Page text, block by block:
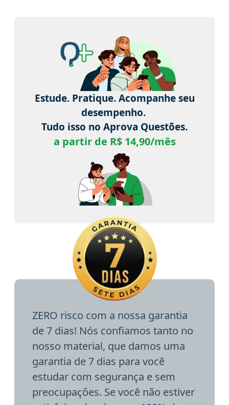
Estude. Pratique. Acompanhe seu
desempenho.
Tudo isso no Aprova Questões.
a partir de R$ 14,90/mês
ZERO risco com a nossa garantia
de 7 dias! Nós confiamos tanto no
nosso material, que damos uma
garantia de 7 dias para você
estudar com segurança e sem
preocupações. Se você não estiver